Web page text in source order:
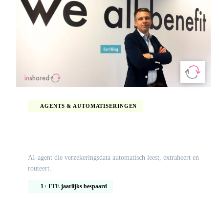
AGENTS & AUTOMATISERINGEN
AI-agent die verzekeringsdata automatisch leest, extraheert en
routeert.
1+ FTE jaarlijks bespaard